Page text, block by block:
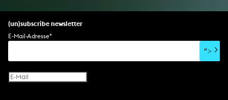
(un)subscribe newsletter
E-Mail-Adresse*
">